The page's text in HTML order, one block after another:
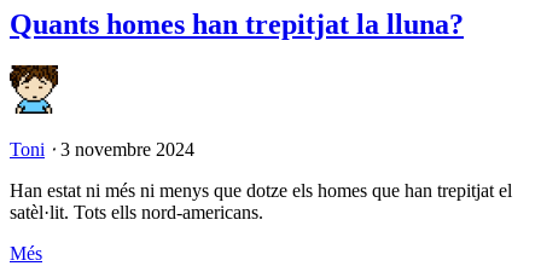
Quants homes han trepitjat la lluna?
Toni ⋅ 3 novembre 2024
Han estat ni més ni menys que dotze els homes que han trepitjat el
satèl·lit. Tots ells nord-americans.
Més